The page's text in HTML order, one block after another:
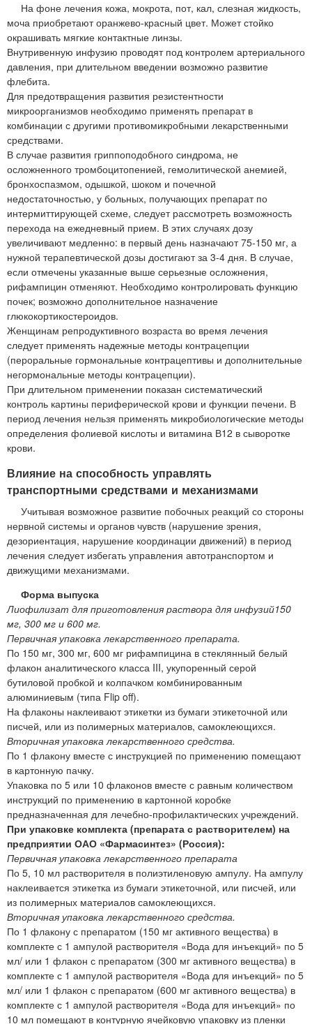
На фоне лечения кожа, мокрота, пот, кал, слезная жидкость,
моча приобретают оранжево-красный цвет. Может стойко
окрашивать мягкие контактные линзы.
Внутривенную инфузию проводят под контролем артериального
давления, при длительном введении возможно развитие
флебита.
Для предотвращения развития резистентности
микроорганизмов необходимо применять препарат в
комбинации с другими противомикробными лекарственными
средствами.
В случае развития гриппоподобного синдрома, не
осложненного тромбоцитопенией, гемолитической анемией,
бронхоспазмом, одышкой, шоком и почечной
недостаточностью, у больных, получающих препарат по
интермиттирующей схеме, следует рассмотреть возможность
перехода на ежедневный прием. В этих случаях дозу
увеличивают медленно: в первый день назначают 75-150 мг, а
нужной терапевтической дозы достигают за 3-4 дня. В случае,
если отмечены указанные выше серьезные осложнения,
рифампицин отменяют. Необходимо контролировать функцию
почек; возможно дополнительное назначение
глюкокортикостероидов.
Женщинам репродуктивного возраста во время лечения
следует применять надежные методы контрацепции
(пероральные гормональные контрацептивы и дополнительные
негормональные методы контрацепции).
При длительном применении показан систематический
контроль картины периферической крови и функции печени. В
период лечения нельзя применять микробиологические методы
определения фолиевой кислоты и витамина В12 в сыворотке
крови.
Влияние на способность управлять
транспортными средствами и механизмами
Учитывая возможное развитие побочных реакций со стороны
нервной системы и органов чувств (нарушение зрения,
дезориентация, нарушение координации движений) в период
лечения следует избегать управления автотранспортом и
движущими механизмами.
Форма выпуска
Лиофилизат для приготовления раствора для инфузий150
мг, 300 мг и 600 мг.
Первичная упаковка лекарственного препарата.
По 150 мг, 300 мг, 600 мг рифампицина в стеклянный белый
флакон аналитического класса III, укупоренный серой
бутиловой пробкой и колпачком комбинированным
алюминиевым (типа Flip off).
На флаконы наклеивают этикетки из бумаги этикеточной или
писчей, или из полимерных материалов, самоклеющихся.
Вторичная упаковка лекарственного средства.
По 1 флакону вместе с инструкцией по применению помещают
в картонную пачку.
Упаковка по 5 или 10 флаконов вместе с равным количеством
инструкций по применению в картонной коробке
предназначенная для лечебно-профилактических учреждений.
При упаковке комплекта (препарата с растворителем) на
предприятии ОАО «Фармасинтез» (Россия):
Первичная упаковка лекарственного препарата
По 5, 10 мл растворителя в полиэтиленовую ампулу. На ампулу
наклеивается этикетка из бумаги этикеточной, или писчей, или
из полимерных материалов самоклеющихся.
Вторичная упаковка лекарственного средства.
По 1 флакону с препаратом (150 мг активного вещества) в
комплекте с 1 ампулой растворителя «Вода для инъекций» по 5
мл/ или 1 флакон с препаратом (300 мг активного вещества) в
комплекте с 1 ампулой растворителя «Вода для инъекций» по 5
мл/ или 1 флакон с препаратом (600 мг активного вещества) в
комплекте с 1 ампулой растворителя «Вода для инъекций» по
10 мл помещают в контурную ячейковую упаковку из пленки